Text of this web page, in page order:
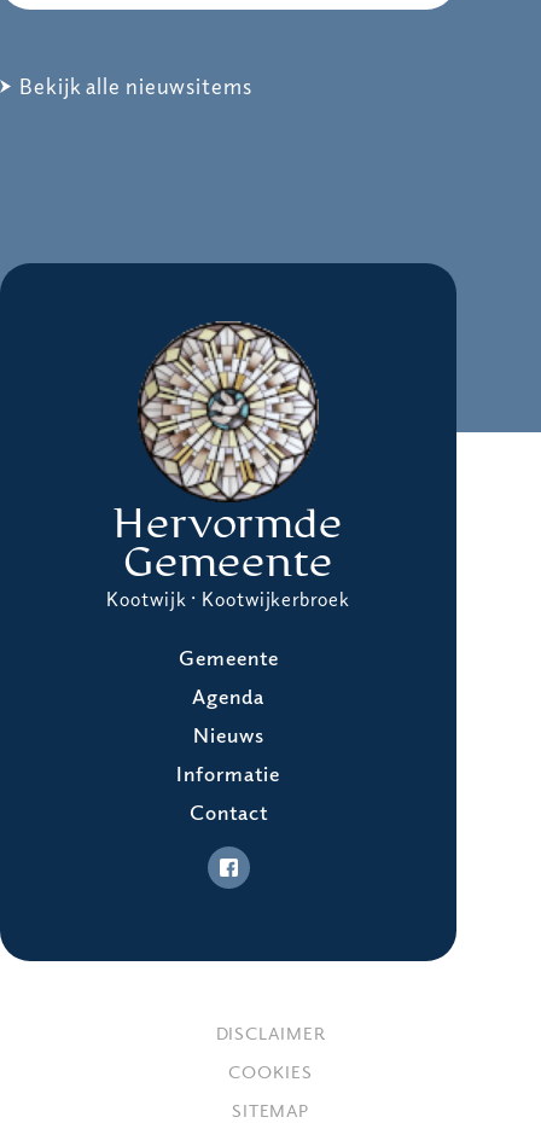
Bekijk alle nieuwsitems
Hervormde
Gemeente
Kootwijk · Kootwijkerbroek
Gemeente
Agenda
Nieuws
Informatie
Contact
DISCLAIMER
COOKIES
SITEMAP